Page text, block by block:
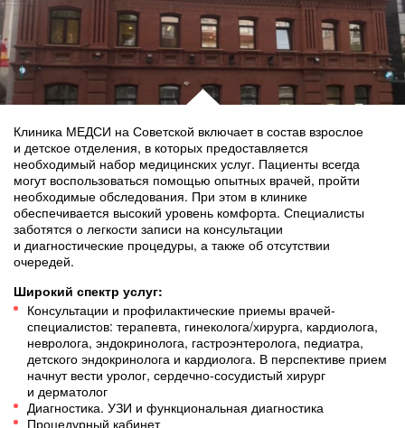
Клиника МЕДСИ на Советской включает в состав взрослое
и детское отделения, в которых предоставляется
необходимый набор медицинских услуг. Пациенты всегда
могут воспользоваться помощью опытных врачей, пройти
необходимые обследования. При этом в клинике
обеспечивается высокий уровень комфорта. Специалисты
заботятся о легкости записи на консультации
и диагностические процедуры, а также об отсутствии
очередей.
Широкий спектр услуг:
Консультации и профилактические приемы врачей-
специалистов: терапевта, гинеколога/хирурга, кардиолога,
невролога, эндокринолога, гастроэнтеролога, педиатра,
детского эндокринолога и кардиолога. В перспективе прием
начнут вести уролог, сердечно-сосудистый хирург
и дерматолог
Диагностика. УЗИ и функциональная диагностика
Процедурный кабинет